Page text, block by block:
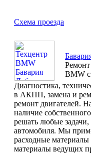
Схема проезда
BMW с
Диагностика,
в АКПП, замена и
ремонт двигателей.
наличие
решать любые
автомобиля. Мы
расходные материалы
материалы ведущих